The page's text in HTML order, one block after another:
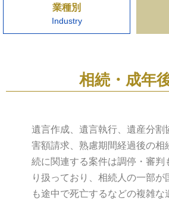
業種別
Industry
相続・成年
遺言作成、遺言執行、遺産分割
害額請求、熟慮期間経過後の相
続に関連する案件は調停・審判
り扱っており、相続人の一部が
も途中で死亡するなどの複雑な